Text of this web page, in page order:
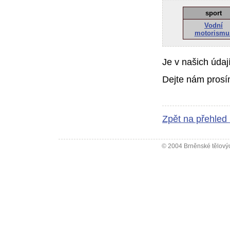
sport
Vodní
Je v našich
Dejte nám
Zpět na přehled
© 2004 Brněnské